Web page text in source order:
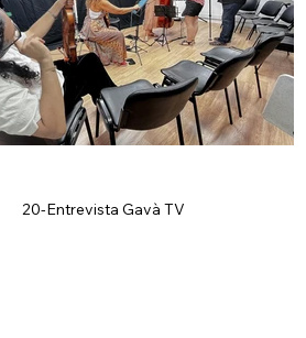
20-Entrevista Gavà TV